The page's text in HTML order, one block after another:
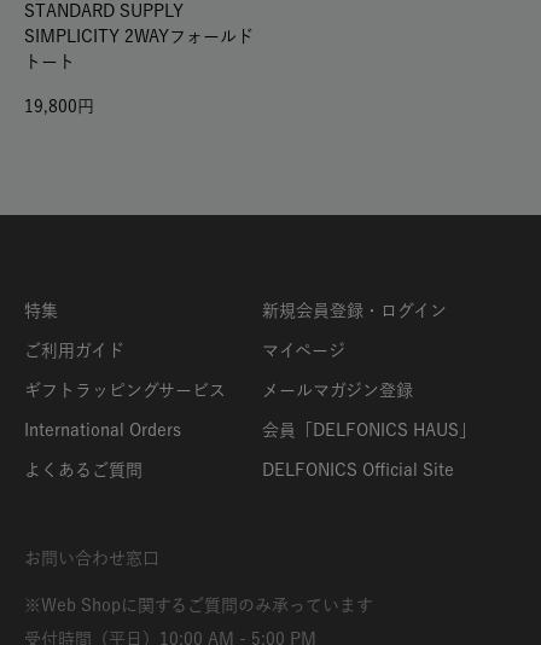
STANDARD SUPPLY
SIMPLICITY 2WAYフォールド
トート
19,800
特集
ご利用ガイド
ギフトラッピングサービス
International Orders
よくあるご質問
新規会員登録・ログイン
マイページ
メールマガジン登録
会員「DELFONICS HAUS」
DELFONICS Official Site
お問い合わせ窓口
※Web Shopに関するご質問のみ承っています
受付時間（平日）10:00 AM - 5:00 PM